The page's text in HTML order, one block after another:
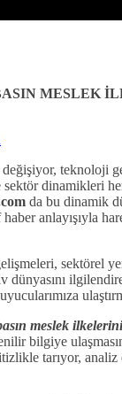
MESLEK
teknoloji
sektör dinamikleri
da bu dinamik
anlayışıyla
sektörel
dünyasını
meslek ilkelerini
bilgiye
tarıyor,